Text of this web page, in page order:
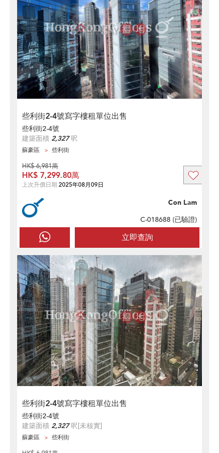
些利街2-4號寫字樓租單位出售
些利街2-4號
建築面積 2,327呎
蘇豪區 些利街
立即查詢
Con Lam
C-018688 (已驗證)
HK$ 6,981萬
HK$ 7,299.80萬
上次升價日期 2025年08月09日
些利街2-4號寫字樓租單位出售
些利街2-4號
建築面積 2,327呎[未核實]
蘇豪區 些利街